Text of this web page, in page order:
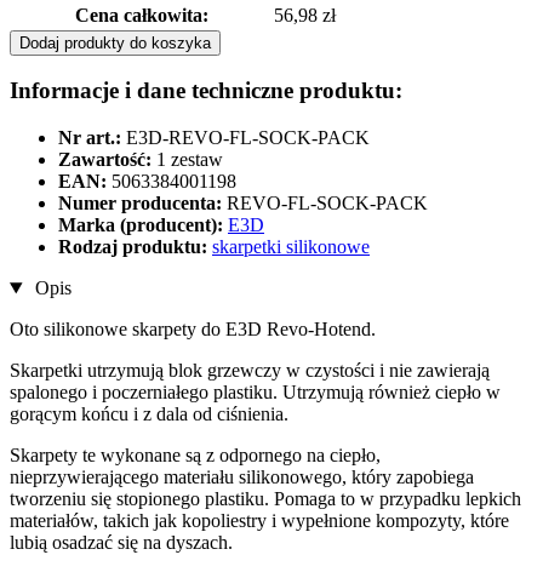
Cena całkowita:
56,98 zł
Dodaj produkty do koszyka
Informacje i dane techniczne produktu:
Nr art.: E3D-REVO-FL-SOCK-PACK
Zawartość: 1 zestaw
EAN: 5063384001198
Numer producenta: REVO-FL-SOCK-PACK
Marka (producent): E3D
Rodzaj produktu: skarpetki silikonowe
Opis
Oto silikonowe skarpety do E3D Revo-Hotend.
Skarpetki utrzymują blok grzewczy w czystości i nie zawierają
spalonego i poczerniałego plastiku. Utrzymują również ciepło w
gorącym końcu i z dala od ciśnienia.
Skarpety te wykonane są z odpornego na ciepło,
nieprzywierającego materiału silikonowego, który zapobiega
tworzeniu się stopionego plastiku. Pomaga to w przypadku lepkich
materiałów, takich jak kopoliestry i wypełnione kompozyty, które
lubią osadzać się na dyszach.